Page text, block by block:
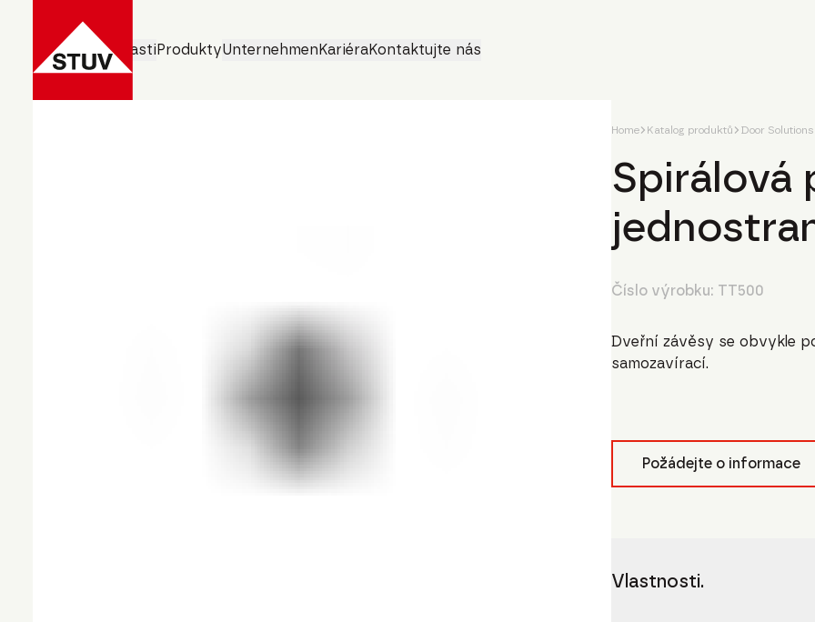
Obchodní oblastiProduktyUnternehmenKariéraKontaktujte nás
Home Katalog produktů Door Solutions
Spirálová
Číslo výrobku: TT500
Dveřní závěsy se obvykle
samozavírací.
Požádejte o informace
Vlastnosti.